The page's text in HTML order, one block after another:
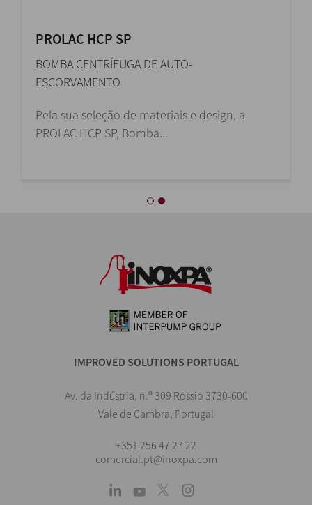
PROLAC HCP SP
BOMBA CENTRÍFUGA DE AUTO-
ESCORVAMENTO
Pela sua seleção de materiais e design, a
PROLAC HCP SP, Bomba...
IMPROVED SOLUTIONS PORTUGAL
Av. da Indústria, n.º 309 Rossio 3730-600
Vale de Cambra, Portugal
+351 256 47 27 22
comercial.pt@inoxpa.com